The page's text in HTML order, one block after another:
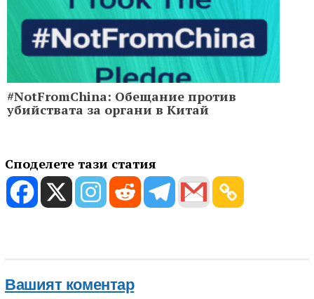
#NotFromChina: Обещание против
убийствата за органи в Китай
Споделете тази статия
Вашият коментар